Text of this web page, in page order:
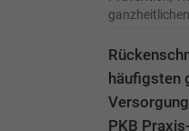
häufigsten
PKB